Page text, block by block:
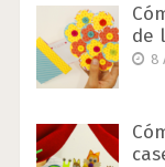
de
8